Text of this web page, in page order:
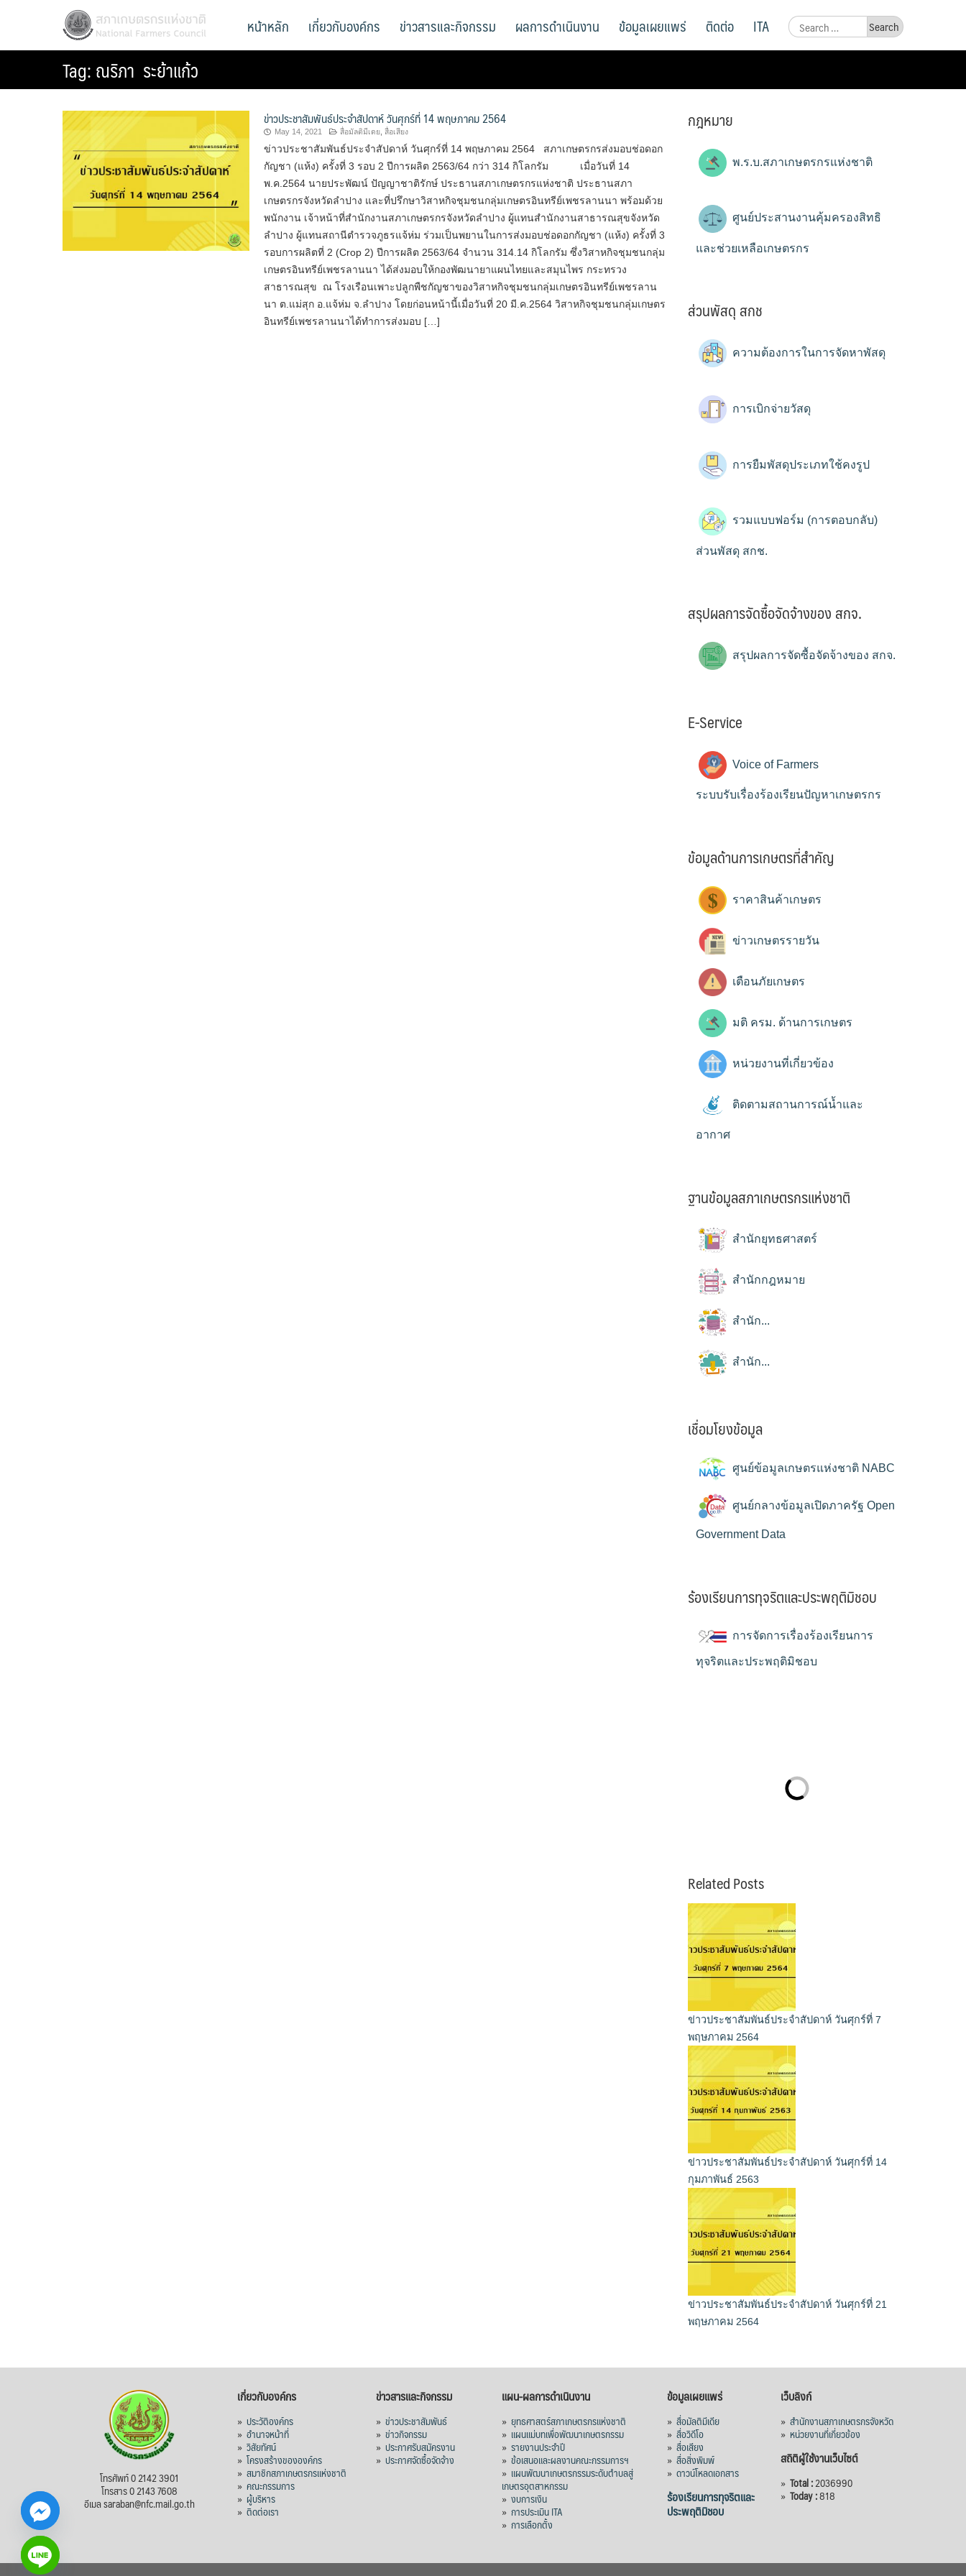
สภาเกษตรกรแห่งชาติ
National Farmers Council
Search
for:
หน้าหลัก เกี่ยวกับองค์กร ข่าวสารและกิจกรรม ผลการดำเนินงาน ข้อมูลเผยแพร่ ติดต่อ ITA
Tag:ณริภา ระย้าแก้ว
ข่าวประชาสัมพันธ์ประจำสัปดาห์ วันศุกร์ที่ 14 พฤษภาคม 2564
May 14, 2021 สื่อมัลติมีเดย, สื่อเสียง
ข่าวประชาสัมพันธ์ประจำสัปดาห์ วันศุกร์ที่ 14 พฤษภาคม 2564 สภาเกษตรกรส่งมอบช่อดอก
กัญชา (แห้ง) ครั้งที่ 3 รอบ 2 ปีการผลิต 2563/64 กว่า 314 กิโลกรัม เมื่อวันที่ 14
พ.ค.2564 นายประพัฒน์ ปัญญาชาติรักษ์ ประธานสภาเกษตรกรแห่งชาติ ประธานสภา
เกษตรกรจังหวัดลำปาง และที่ปรึกษาวิสาหกิจชุมชนกลุ่มเกษตรอินทรีย์เพชรลานนา พร้อมด้วย
พนักงาน เจ้าหน้าที่สำนักงานสภาเกษตรกรจังหวัดลำปาง ผู้แทนสำนักงานสาธารณสุขจังหวัด
ลำปาง ผู้แทนสถานีตำรวจภูธรแจ้ห่ม ร่วมเป็นพยานในการส่งมอบช่อดอกกัญชา (แห้ง) ครั้งที่ 3
รอบการผลิตที่ 2 (Crop 2) ปีการผลิต 2563/64 จำนวน 314.14 กิโลกรัม ซึ่งวิสาหกิจชุมชนกลุ่ม
เกษตรอินทรีย์เพชรลานนา ได้ส่งมอบให้กองพัฒนายาแผนไทยและสมุนไพร กระทรวง
สาธารณสุข ณ โรงเรือนเพาะปลูกพืชกัญชาของวิสาหกิจชุมชนกลุ่มเกษตรอินทรีย์เพชรลาน
นา ต.แม่สุก อ.แจ้ห่ม จ.ลำปาง โดยก่อนหน้านี้เมื่อวันที่ 20 มี.ค.2564 วิสาหกิจชุมชนกลุ่มเกษตร
อินทรีย์เพชรลานนาได้ทำการส่งมอบ […]
กฎหมาย
พ.ร.บ.สภาเกษตรกรแห่งชาติ
ศูนย์ประสานงานคุ้มครองสิทธิ
และช่วยเหลือเกษตรกร
ส่วนพัสดุ สกช
ความต้องการในการจัดหาพัสดุ
การเบิกจ่ายวัสดุ
การยืมพัสดุประเภทใช้คงรูป
รวมแบบฟอร์ม (การตอบกลับ)
ส่วนพัสดุ สกช.
สรุปผลการจัดซื้อจัดจ้างของ สกจ.
สรุปผลการจัดซื้อจัดจ้างของ สกจ.
E-Service
Voice of Farmers
ระบบรับเรื่องร้องเรียนปัญหาเกษตรกร
ข้อมูลด้านการเกษตรที่สำคัญ
ราคาสินค้าเกษตร
ข่าวเกษตรรายวัน
เตือนภัยเกษตร
มติ ครม. ด้านการเกษตร
หน่วยงานที่เกี่ยวข้อง
ติดตามสถานการณ์น้ำและ
อากาศ
ฐานข้อมูลสภาเกษตรกรแห่งชาติ
สำนักยุทธศาสตร์
สำนักกฎหมาย
สำนัก...
สำนัก...
เชื่อมโยงข้อมูล
ศูนย์ข้อมูลเกษตรแห่งชาติ NABC
ศูนย์กลางข้อมูลเปิดภาครัฐ Open
Government Data
ร้องเรียนการทุจริตและประพฤติมิชอบ
การจัดการเรื่องร้องเรียนการ
ทุจริตและประพฤติมิชอบ
Related Posts
ข่าวประชาสัมพันธ์ประจำสัปดาห์ วันศุกร์ที่ 7
พฤษภาคม 2564
ข่าวประชาสัมพันธ์ประจำสัปดาห์ วันศุกร์ที่ 14
กุมภาพันธ์ 2563
ข่าวประชาสัมพันธ์ประจำสัปดาห์ วันศุกร์ที่ 21
พฤษภาคม 2564
โทรศัพท์ 0 2142 3901
โทรสาร 0 2143 7608
อีเมล saraban@nfc.mail.go.th
เกี่ยวกับองค์กร
»ประวัติองค์กร
»อำนาจหน้าที่
»วิสัยทัศน์
»โครงสร้างขององค์กร
»สมาชิกสภาเกษตรกรแห่งชาติ
»คณะกรรมการ
» ผู้บริหาร
»ติดต่อเรา
ข่าวสารและกิจกรรม
»ข่าวประชาสัมพันธ์
»ข่าวกิจกรรม
»ประกาศรับสมัครงาน
»ประกาศจัดซื้อจัดจ้าง
แผน-ผลการดำเนินงาน
» ยุทธศาสตร์สภาเกษตรกรแห่งชาติ
» แผนแม่บทเพื่อพัฒนาเกษตรกรรม
» รายงานประจำปี
» ข้อเสนอและผลงานคณะกรรมการฯ
» แผนพัฒนาเกษตรกรรมระดับตำบลสู่
เกษตรอุตสาหกรรม
» งบการเงิน
» การประเมิน ITA
» การเลือกตั้ง
ข้อมูลเผยแพร่
» สื่อมัลติมีเดีย
» สื่อวิดีโอ
» สื่อเสียง
» สื่อสิ่งพิมพ์
» ดาวน์โหลดเอกสาร
ร้องเรียนการทุจริตและ
ประพฤติมิชอบ
เว็บลิงก์
» สำนักงานสภาเกษตรกรจังหวัด
» หน่วยงานที่เกี่ยวข้อง
สถิติผู้ใช้งานเว็บไซต์
» Total :2036990
» Today :818